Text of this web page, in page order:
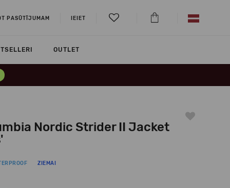
PASŪTĪJUMAM IEIET
OUTLET
Nordic Strider II Jacket
ZIEMAI